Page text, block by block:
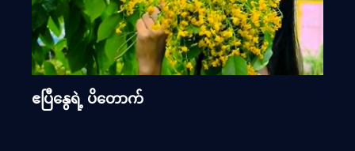
ဧပြီနွေရဲ့ ပိတောက်